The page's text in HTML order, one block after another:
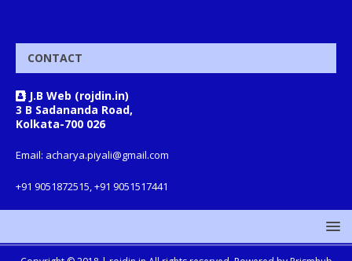
CONTACT
J.B Web (rojdin.in)
3 B Sadananda Road,
Kolkata-700 026
Email: acharya.piyali@gmail.com
+91 9051872515, +91 9051517441